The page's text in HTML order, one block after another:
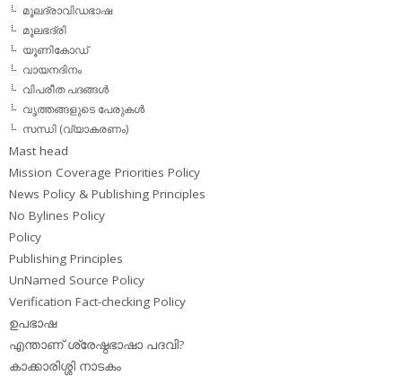
മൂലദ്രാവിഡഭാഷ
മൂലഭദ്രി
യൂണികോഡ്
വായനദിനം
വിപരീത പദങ്ങള്‍
വൃത്തങ്ങളുടെ പേരുകള്‍
സന്ധി (വ്യാകരണം)
Mast head
Mission Coverage Priorities Policy
News Policy & Publishing Principles
No Bylines Policy
Policy
Publishing Principles
UnNamed Source Policy
Verification Fact-checking Policy
ഉപഭാഷ
എന്താണ് ശ്രേഷ്ഠഭാഷാ പദവി?
കാക്കാരിശ്ശി നാടകം